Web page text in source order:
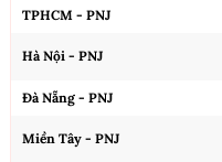
TPHCM - PNJ
Hà Nội - PNJ
Đà Nẵng - PNJ
Miền Tây - PNJ